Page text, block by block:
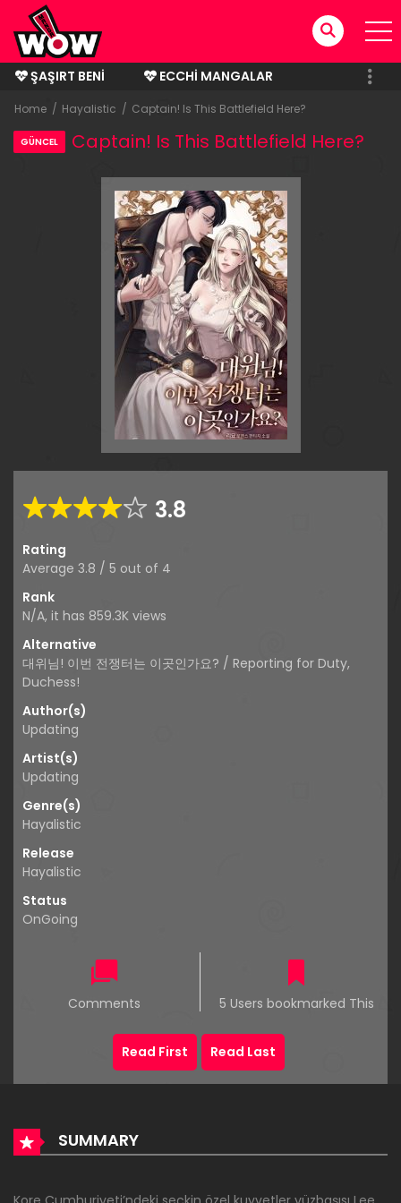
ŞAŞIRT BENI
ECCHI MANGALAR
BITMIŞ MANGALAR
Home Hayalistic Captain! Is This Battlefield Here?
GÜNCEL Captain! Is This Battlefield Here?
3.8
Rating
Average 3.8 / 5 out of 4
Rank
N/A, it has 859.3K views
Alternative
대위님! 이번 전쟁터는 이곳인가요? / Reporting for Duty,
Duchess!
Author(s)
Updating
Artist(s)
Updating
Genre(s)
Hayalistic
Release
Hayalistic
Status
OnGoing
Comments 5 Users bookmarked This
Read First Read Last
SUMMARY